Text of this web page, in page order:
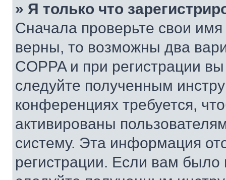
» Я только что
Сначала проверьте свои
верны, то возможны два
COPPA и при регистрации
следуйте полученным
конференциях требуется,
активированы
систему. Эта информация
регистрации. Если вам